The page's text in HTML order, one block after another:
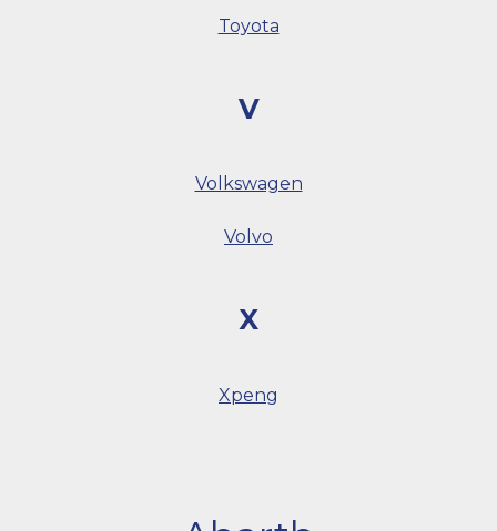
Toyota
V
Volkswagen
Volvo
X
Xpeng